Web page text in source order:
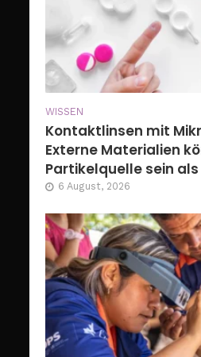
WISSEN
Kontaktlinsen mit
Externe Materialien
Partikelquelle sein als
6 August, 2026